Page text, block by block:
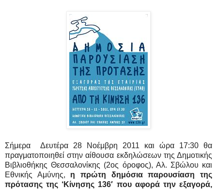
Σήμερα Δευτέρα 28 Νοέμβρη 2011 και ώρα 17:30 θα
πραγματοποιηθεί στην αίθουσα εκδηλώσεων της Δημοτικής
Βιβλιοθήκης Θεσσαλονίκης (2ος όροφος), Αλ. Σβώλου και
Εθνικής Αμύνης, η πρώτη δημόσια παρουσίαση της
πρότασης της ‘Kίνησης 136′ που αφορά την εξαγορά,